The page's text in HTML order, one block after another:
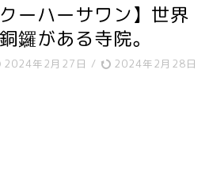
ーハーサワン】世界
鑼がある寺院。
2024年2月27日 / 2024年2月28日